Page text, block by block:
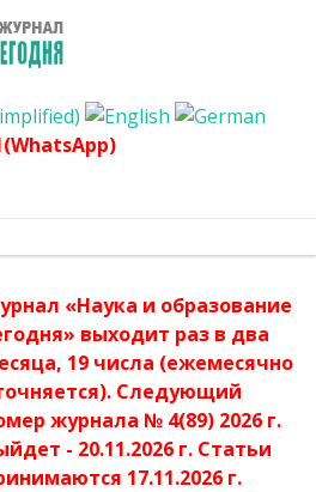
журнала
«Наука и образование
выходит раз в два
19 числа (ежемесячно
Следующий
журнала № 4(89) 2026 г.
- 20.11.2026 г. Статьи
17.11.2026 г.